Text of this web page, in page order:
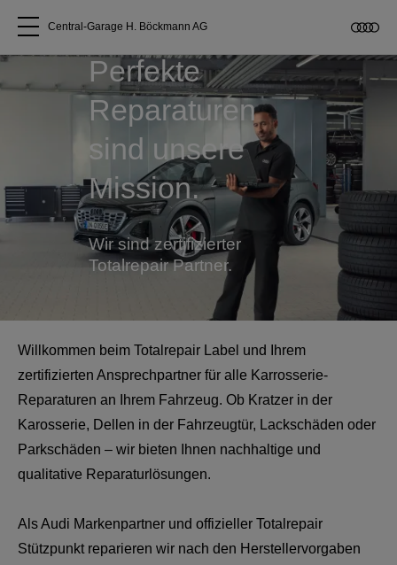
Alle Modelle
Audi kaufen
Service & Reparatur
Geschäftskunden
Central-Garage H. Böckmann AG
Perfekte
Reparaturen
sind unsere
Mission.
Wir sind zertifizierter
Totalrepair Partner.
Willkommen beim Totalrepair Label und Ihrem
zertifizierten Ansprechpartner für alle Karrosserie-
Reparaturen an Ihrem Fahrzeug. Ob Kratzer in der
Karosserie, Dellen in der Fahrzeugtür, Lackschäden oder
Parkschäden – wir bieten Ihnen nachhaltige und
qualitative Reparaturlösungen.
Als Audi Markenpartner und offizieller Totalrepair
Stützpunkt reparieren wir nach den Herstellervorgaben